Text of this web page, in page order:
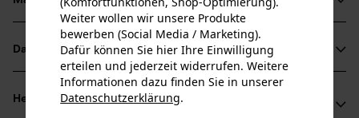
Durch die Öllochbohrungen im Treibglied verbesserte
Schmierung an der Schienenspitze
Produktdetails
Aktivitätstyp
Material
Hauptmaterial
Datenblätter
Produktsicherheitsdatenblatt (PDF)
Herstellerinformationen
Weiter wollen wir unsere Produkte
bewerben (Social Media / Marketing).
Dafür können Sie hier Ihre Einwilligung
erteilen und jederzeit widerrufen. Weitere
Informationen dazu finden Sie in unserer
Datenschutzerklärung.